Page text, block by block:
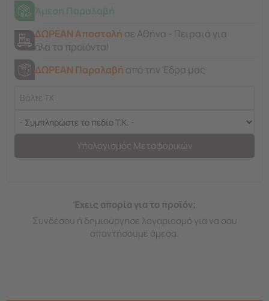
ΔΩΡΕΑΝ Αποστολή σε Αθήνα - Πειραιά για
όλα τα προϊόντα!
ΔΩΡΕΑΝ Παραλαβή από την Έδρα μας
Υπολογισμός Μεταφορικών
Έχεις απορία για το προϊόν;
Συνδέσου ή δημιούργησε λογαριασμό για να σου
απαντήσουμε άμεσα.